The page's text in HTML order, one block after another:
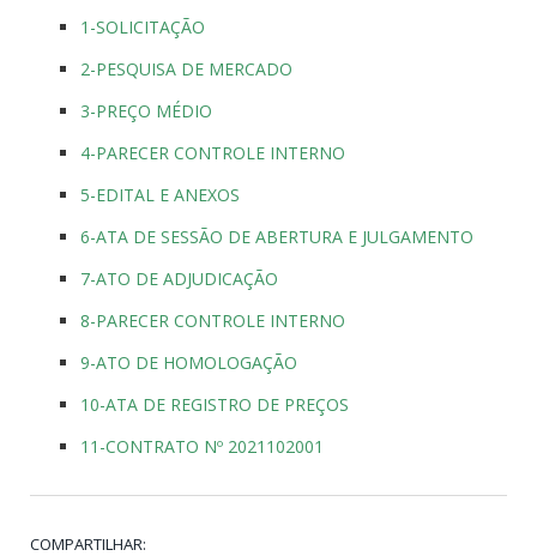
1-SOLICITAÇÃO
2-PESQUISA DE MERCADO
3-PREÇO MÉDIO
4-PARECER CONTROLE INTERNO
5-EDITAL E ANEXOS
6-ATA DE SESSÃO DE ABERTURA E JULGAMENTO
7-ATO DE ADJUDICAÇÃO
8-PARECER CONTROLE INTERNO
9-ATO DE HOMOLOGAÇÃO
10-ATA DE REGISTRO DE PREÇOS
11-CONTRATO Nº 2021102001
COMPARTILHAR: